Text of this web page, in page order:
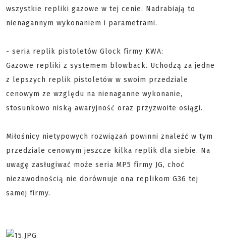
wszystkie repliki gazowe w tej cenie. Nadrabiają to
nienagannym wykonaniem i parametrami.
- seria replik pistoletów Glock firmy KWA:
Gazowe repliki z systemem blowback. Uchodzą za jedne
z lepszych replik pistoletów w swoim przedziale
cenowym ze względu na nienaganne wykonanie,
stosunkowo niską awaryjność oraz przyzwoite osiągi.
Miłośnicy nietypowych rozwiązań powinni znaleźć w tym
przedziale cenowym jeszcze kilka replik dla siebie. Na
uwagę zasługiwać może seria MP5 firmy JG, choć
niezawodnością nie dorównuje ona replikom G36 tej
samej firmy.